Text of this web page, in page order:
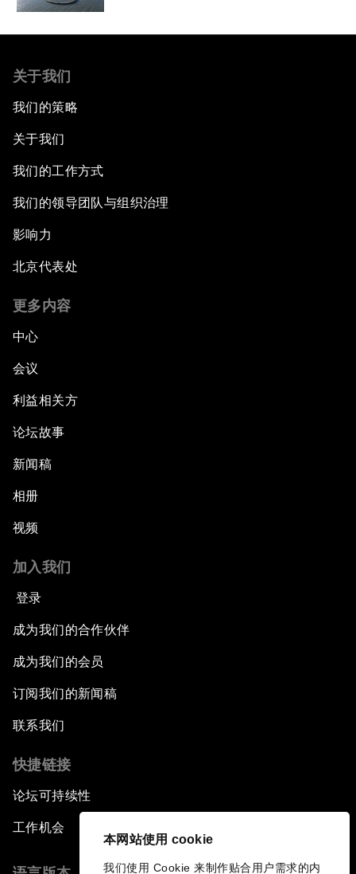
本网站使用 cookie
我们使用 Cookie 来制作贴合用户需求的内
关于我们
我们的策略
关于我们
我们的工作方式
我们的领导团队与组织治理
影响力
北京代表处
更多内容
中心
会议
利益相关方
论坛故事
新闻稿
相册
视频
加入我们
登录
成为我们的合作伙伴
成为我们的会员
订阅我们的新闻稿
联系我们
快捷链接
论坛可持续性
工作机会